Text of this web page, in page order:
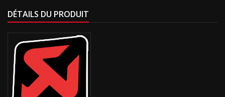
DÉTAILS DU PRODUIT